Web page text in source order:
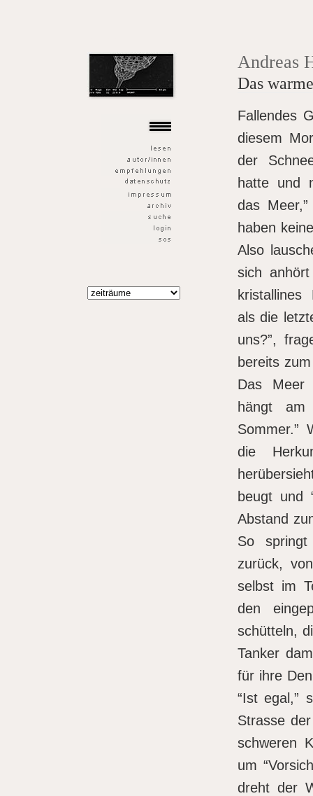
Andreas
Das
Fallendes
diesem
der
hatte und
das
haben
Also
sich
kristallines
als die
uns?”,
bereits
Das Meer
hängt
Sommer.”
die
beugt und
Abstand
So
zurück,
selbst im
den
schütteln,
Tanker
für ihre
“Ist egal,”
Strasse
schweren
um
dreht der